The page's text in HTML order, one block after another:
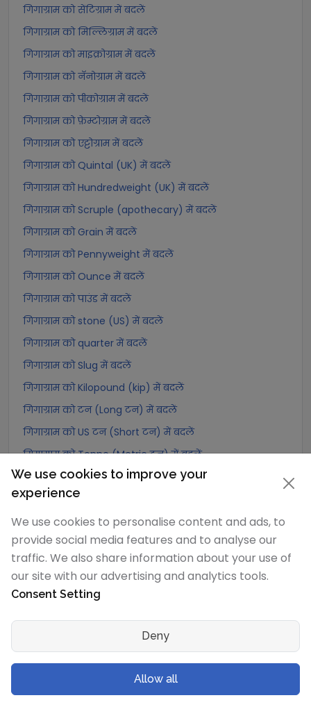
गिगाग्राम को सेंटिग्राम में बदलें
गिगाग्राम को मिल्लिग्राम में बदलें
गिगाग्राम को माइक्रोग्राम में बदलें
गिगाग्राम को नॅनोग्राम में बदलें
गिगाग्राम को पीकोग्राम में बदलें
गिगाग्राम को फ़ेम्टोग्राम में बदलें
गिगाग्राम को एट्टोग्राम में बदलें
गिगाग्राम को Quintal (UK) में बदलें
गिगाग्राम को Hundredweight (UK) में बदलें
गिगाग्राम को Scruple (apothecary) में बदलें
गिगाग्राम को Grain में बदलें
गिगाग्राम को Pennyweight में बदलें
गिगाग्राम को Ounce में बदलें
गिगाग्राम को पाउंड में बदलें
गिगाग्राम को stone (US) में बदलें
गिगाग्राम को quarter में बदलें
गिगाग्राम को Slug में बदलें
गिगाग्राम को Kilopound (kip) में बदलें
गिगाग्राम को टन (Long टन) में बदलें
गिगाग्राम को US टन (Short टन) में बदलें
गिगाग्राम को Tonne (Metric टन) में बदलें
गिगाग्राम को Quintal (metric) में बदलें
गिगाग्राम को Hundredweight (metric) में बदलें
गिगाग्राम को Kiloton (metric) में बदलें
गिगाग्राम को Carat में बदलें
गिगाग्राम को Atomic mass unit में बदलें
गिगाग्राम को Gamma में बदलें
गिगाग्राम को Planck mass में बदलें
गिगाग्राम को Electron mass (rest) में बदलें
गिगाग्राम को Muon mass में बदलें
गिगाग्राम को Proton mass में बदलें
We use cookies to improve your
experience
We use cookies to personalise content and ads, to
provide social media features and to analyse our
traffic. We also share information about your use of
our site with our advertising and analytics tools.
Consent Setting
Deny
Allow all